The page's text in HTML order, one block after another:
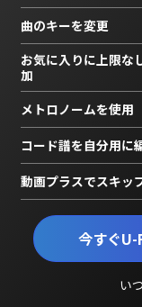
今すぐU-
い
曲のキーを変更
お気に入りに上限な
加
メトロノームを使用
コード譜を自分用に
動画プラスでスキッ